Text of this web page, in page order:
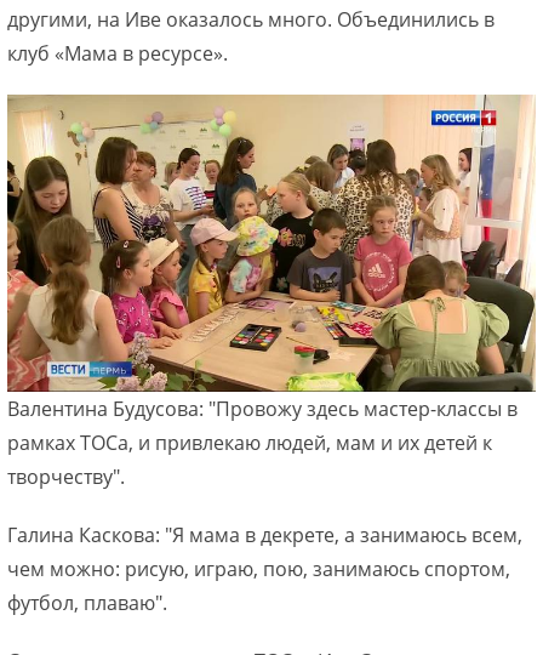
другими, на Иве оказалось много. Объединились в
клуб «Мама в ресурсе».
Валентина Будусова: "Провожу здесь мастер-классы в
рамках ТОСа, и привлекаю людей, мам и их детей к
творчеству".
Галина Каскова: "Я мама в декрете, а занимаюсь всем,
чем можно: рисую, играю, пою, занимаюсь спортом,
футбол, плаваю".